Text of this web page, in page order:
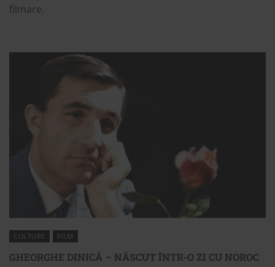
filmare.
CULTURE FILM
GHEORGHE DINICĂ – NĂSCUT ÎNTR-O ZI CU NOROC